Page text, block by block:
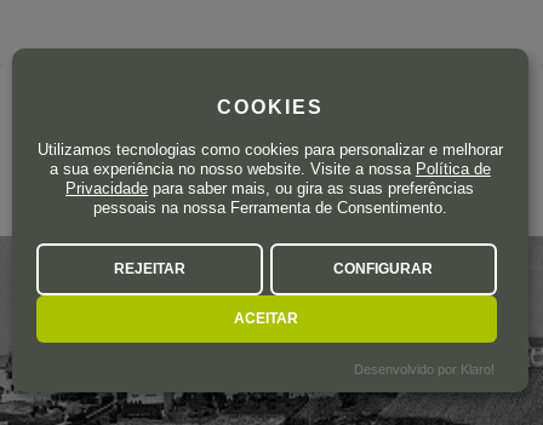
CHAMPAGNE DELAMOTTE
Champagne
COOKIES
Utilizamos tecnologias como cookies para personalizar e melhorar
a sua experiência no nosso website. Visite a nossa Política de
Privacidade para saber mais, ou gira as suas preferências
pessoais na nossa Ferramenta de Consentimento.
REJEITAR CONFIGURAR
ACEITAR
Desenvolvido por Klaro!